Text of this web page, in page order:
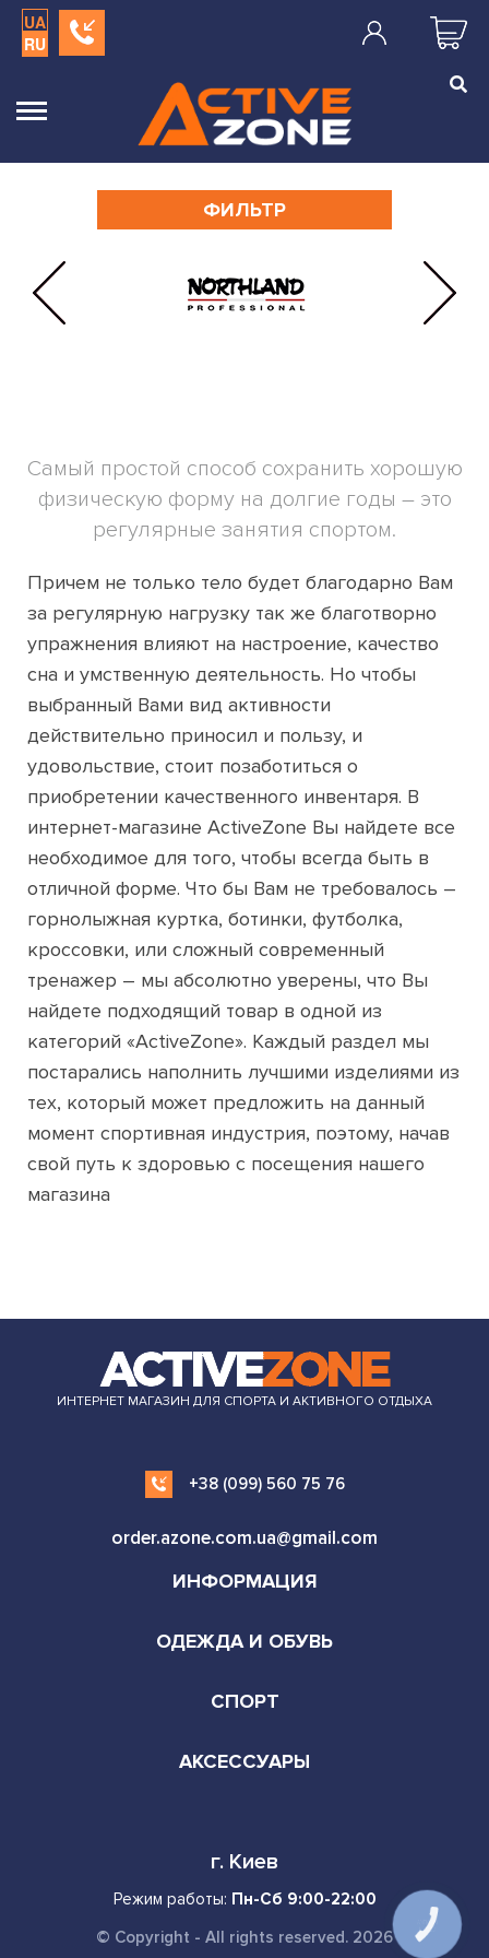
UA
RU
ФИЛЬТР
Самый простой способ сохранить хорошую
физическую форму на долгие годы – это
регулярные занятия спортом.
Причем не только тело будет благодарно Вам
за регулярную нагрузку так же благотворно
упражнения влияют на настроение, качество
сна и умственную деятельность. Но чтобы
выбранный Вами вид активности
действительно приносил и пользу, и
удовольствие, стоит позаботиться о
приобретении качественного инвентаря. В
интернет-магазине ActiveZone Вы найдете все
необходимое для того, чтобы всегда быть в
отличной форме. Что бы Вам не требовалось –
горнолыжная куртка, ботинки, футболка,
кроссовки, или сложный современный
тренажер – мы абсолютно уверены, что Вы
найдете подходящий товар в одной из
категорий «ActiveZone». Каждый раздел мы
постарались наполнить лучшими изделиями из
тех, который может предложить на данный
момент спортивная индустрия, поэтому, начав
свой путь к здоровью с посещения нашего
магазина
ИНТЕРНЕТ МАГАЗИН ДЛЯ СПОРТА И АКТИВНОГО ОТДЫХА
+38 (099) 560 75 76
order.azone.com.ua@gmail.com
ИНФОРМАЦИЯ
ОДЕЖДА И ОБУВЬ
СПОРТ
АКСЕССУАРЫ
г. Киев
Режим работы: Пн-Сб 9:00-22:00
© Copyright - All rights reserved. 2026
КНОПКА
СВЯЗИ